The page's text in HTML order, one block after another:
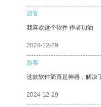
游客
我喜欢这个软件 作者加油
2024-12-29
游客
这款软件简直是神器，解决
2024-12-29